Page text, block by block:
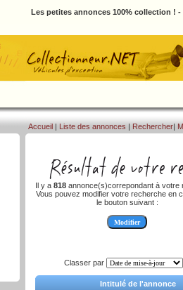
Les petites annonces 100% collection !
Accueil | Liste des annonces | Rechercher|
Il y a 818 annonce(s)correpondant à votre
Vous pouvez modifier votre recherche en
le bouton suivant :
Classer par
Intitulé de l'annonce